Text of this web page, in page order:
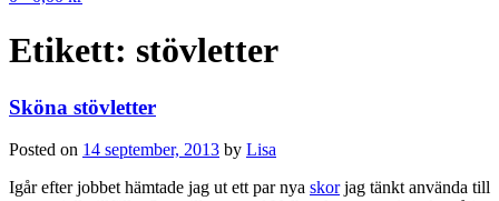
Etikett: stövletter
Sköna stövletter
Posted on 14 september, 2013 by Lisa
Igår efter jobbet hämtade jag ut ett par nya skorjag tänkt använda till